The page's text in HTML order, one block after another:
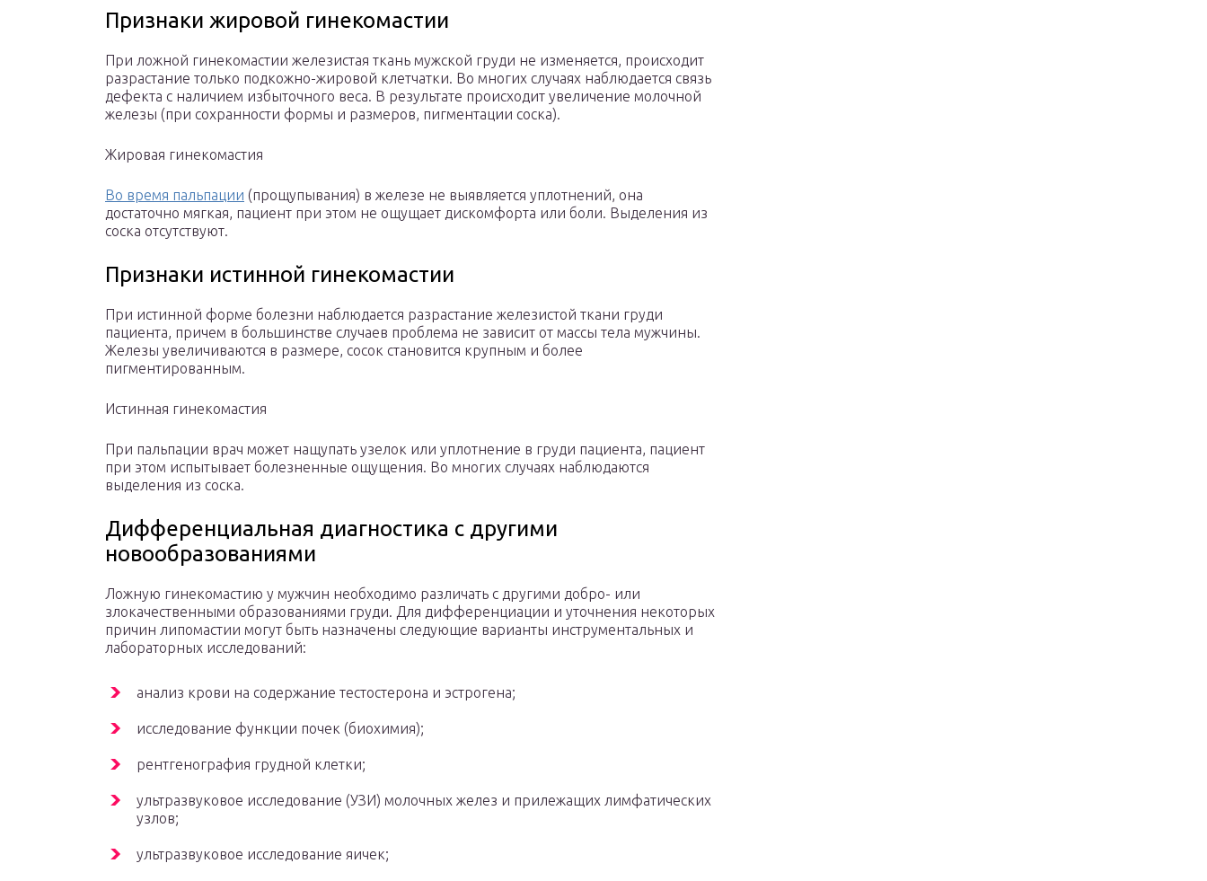
Признаки жировой гинекомастии
При ложной гинекомастии железистая ткань мужской груди не изменяется, происходит
разрастание только подкожно-жировой клетчатки. Во многих случаях наблюдается связь
дефекта с наличием избыточного веса. В результате происходит увеличение молочной
железы (при сохранности формы и размеров, пигментации соска).
Жировая гинекомастия
Во время пальпации (прощупывания) в железе не выявляется уплотнений, она
достаточно мягкая, пациент при этом не ощущает дискомфорта или боли. Выделения из
соска отсутствуют.
Признаки истинной гинекомастии
При истинной форме болезни наблюдается разрастание железистой ткани груди
пациента, причем в большинстве случаев проблема не зависит от массы тела мужчины.
Железы увеличиваются в размере, сосок становится крупным и более
пигментированным.
Истинная гинекомастия
При пальпации врач может нащупать узелок или уплотнение в груди пациента, пациент
при этом испытывает болезненные ощущения. Во многих случаях наблюдаются
выделения из соска.
Дифференциальная диагностика с другими
новообразованиями
Ложную гинекомастию у мужчин необходимо различать с другими добро- или
злокачественными образованиями груди. Для дифференциации и уточнения некоторых
причин липомастии могут быть назначены следующие варианты инструментальных и
лабораторных исследований:
анализ крови на содержание тестостерона и эстрогена;
исследование функции почек (биохимия);
рентгенография грудной клетки;
ультразвуковое исследование (УЗИ) молочных желез и прилежащих лимфатических
узлов;
ультразвуковое исследование яичек;